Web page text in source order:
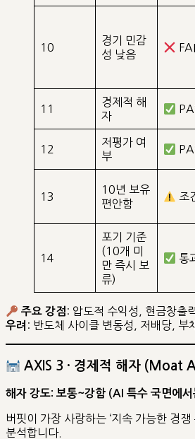
10
경기 민감
성 낮음
11
경제적 해
자
12
저평가 여
부
13
10년 보유
편안함
조
14
포기 기준
(10개 미
만 즉시 보
류)
통
주요 강점 : 압도적 수익성, 현금창출
우려 : 반도체 사이클 변동성, 저배당, 부
AXIS 3 · 경제적 해자 (Moat
해자 강도: 보통~강함 (AI 특수 국면에서
버핏이 가장 사랑하는 ‘지속 가능한 경쟁
분석합니다.